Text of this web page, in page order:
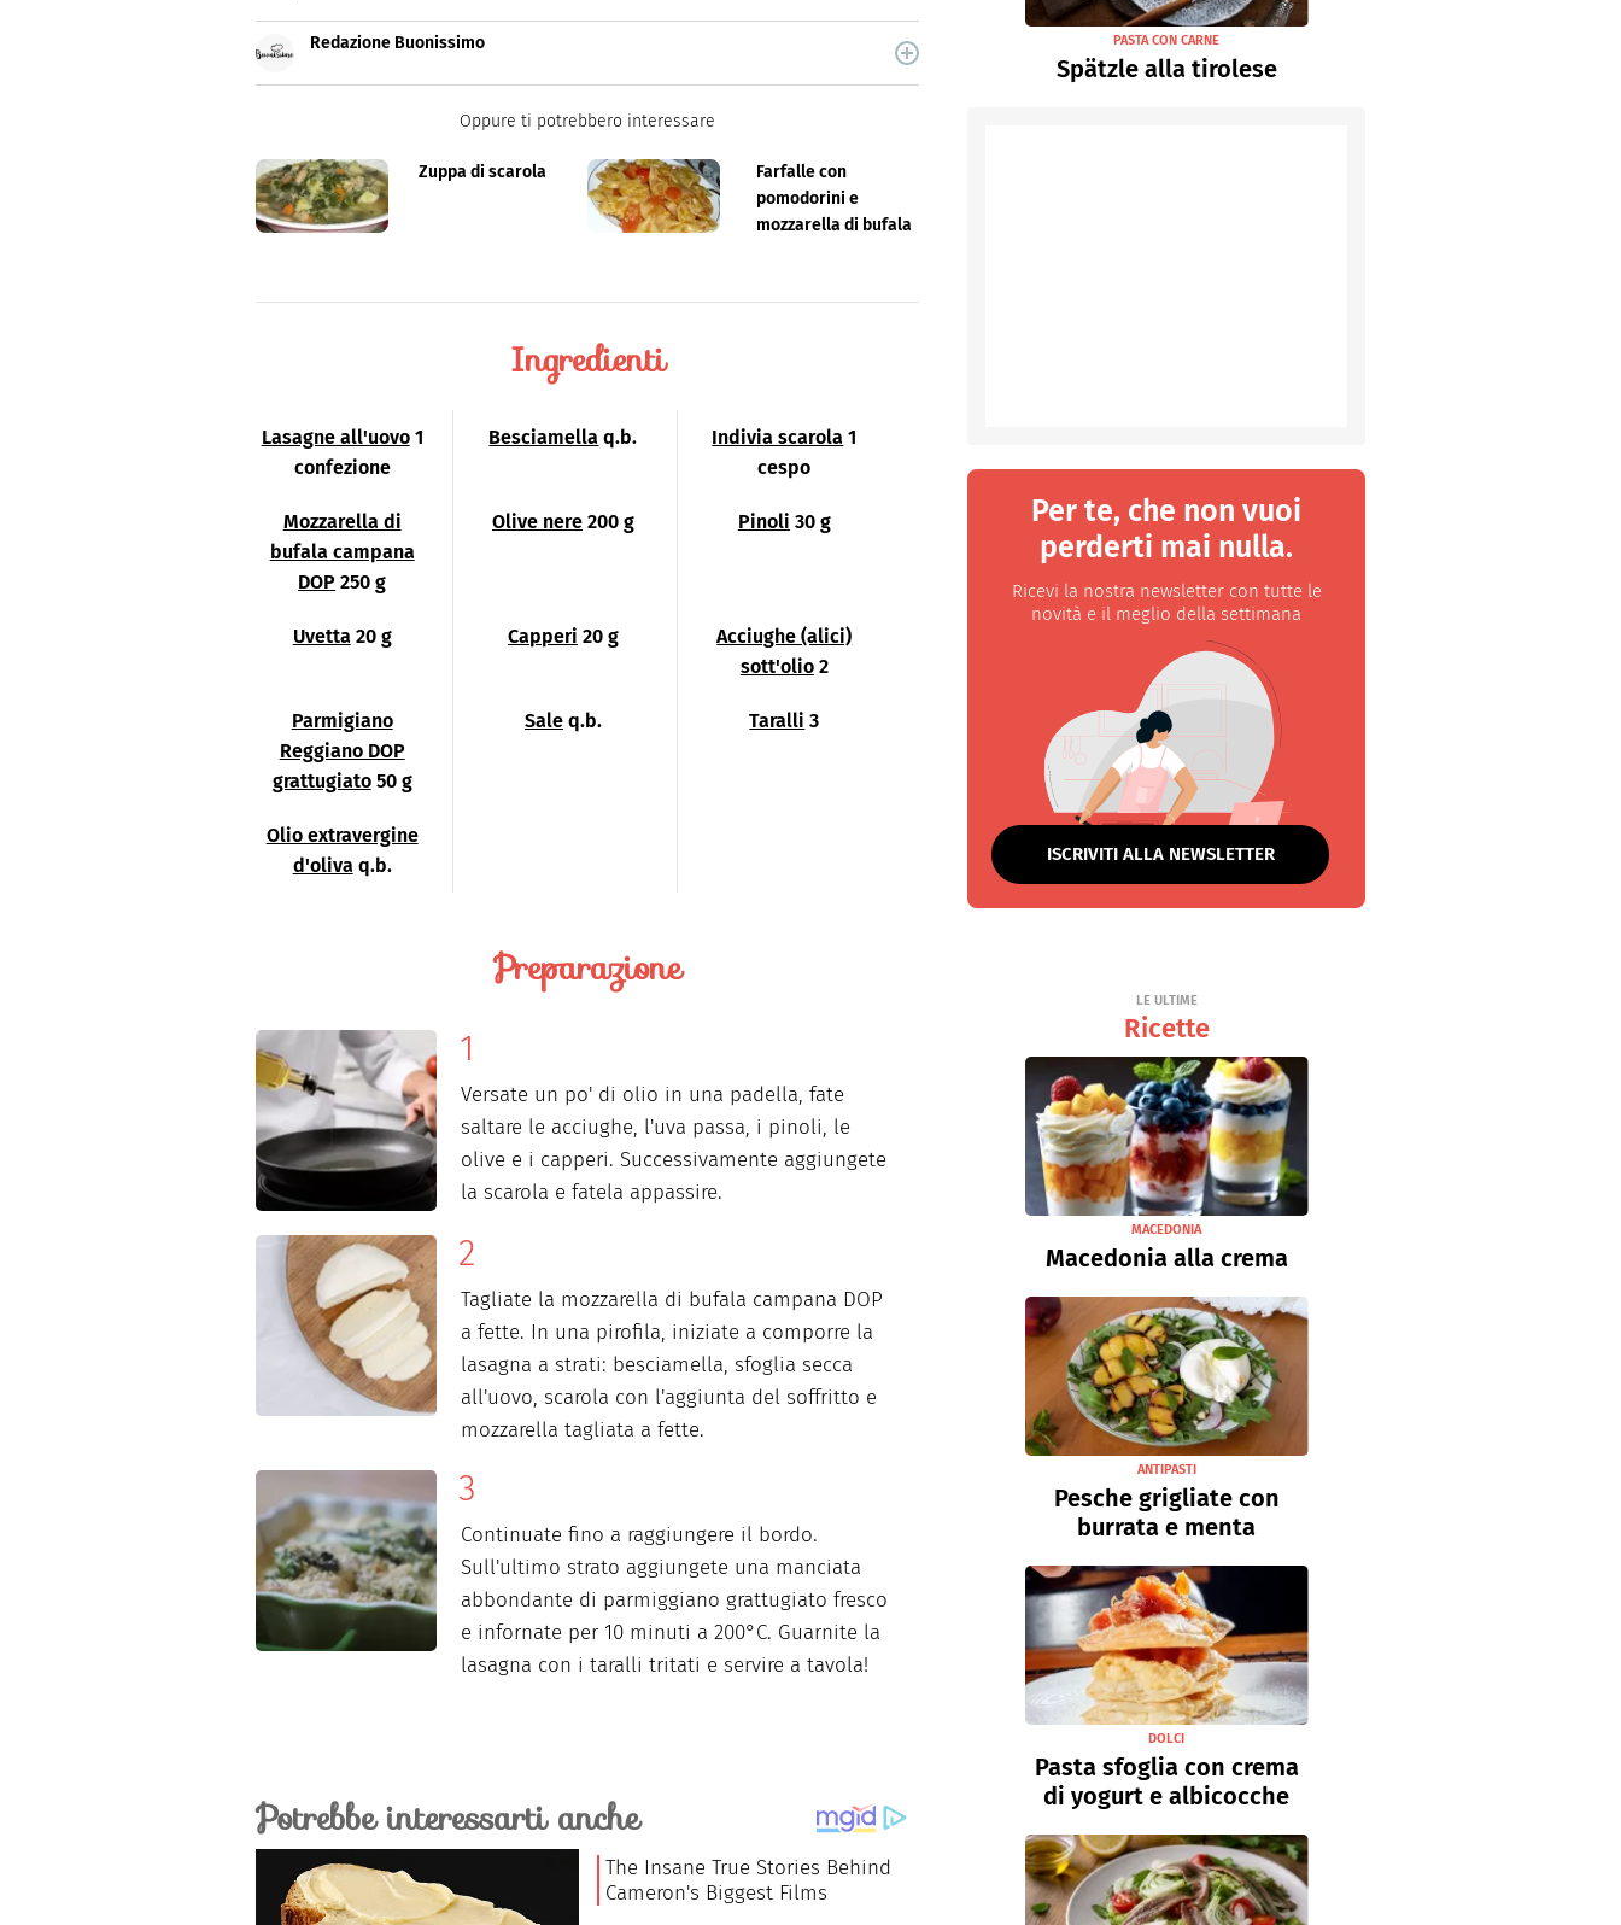
Redazione Buonissimo
Buonissimo è il magazine di cucina di Italiaonline nel quale trovi idee veloci,
facili e spiegate passo passo.
Oppure ti potrebbero interessare
Zuppa di scarola
Farfalle con
pomodorini e
mozzarella di bufala
Ingredienti
Lasagne all'uovo 1
confezione
Besciamella q.b. Indivia scarola 1
cespo
Mozzarella di
bufala campana
DOP 250 g
Olive nere 200 g Pinoli 30 g
Uvetta 20 g Capperi 20 g
Acciughe (alici)
sott'olio 2
Parmigiano
Reggiano DOP
grattugiato 50 g
Sale q.b. Taralli 3
Olio extravergine
d'oliva q.b.
Preparazione
Versate un po' di olio in una padella, fate
saltare le acciughe, l'uva passa, i pinoli, le
olive e i capperi. Successivamente aggiungete
la scarola e fatela appassire.
Tagliate la mozzarella di bufala campana DOP
a fette. In una pirofila, iniziate a comporre la
lasagna a strati: besciamella, sfoglia secca
all'uovo, scarola con l'aggiunta del soffritto e
mozzarella tagliata a fette.
Continuate fino a raggiungere il bordo.
Sull'ultimo strato aggiungete una manciata
abbondante di parmiggiano grattugiato fresco
e infornate per 10 minuti a 200°C. Guarnite la
lasagna con i taralli tritati e servire a tavola!
PASTA CON CARNE
Spätzle alla tirolese
Per te, che non vuoi
perderti mai nulla.
Ricevi la nostra newsletter con tutte le
novità e il meglio della settimana
ISCRIVITI ALLA NEWSLETTER
LE ULTIME
Ricette
MACEDONIA
Macedonia alla crema
ANTIPASTI
Pesche grigliate con
burrata e menta
DOLCI
Pasta sfoglia con crema
di yogurt e albicocche